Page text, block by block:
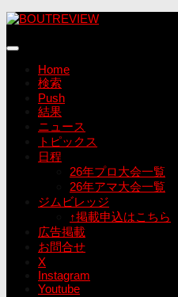
コ
テ
Home
検索
Push
結果
ニュース
トピックス
日程
26年プロ大会一覧
26年アマ大会一覧
ジムビレッジ
↑掲載申込はこちら
広告掲載
お問合せ
X
Instagram
Youtube